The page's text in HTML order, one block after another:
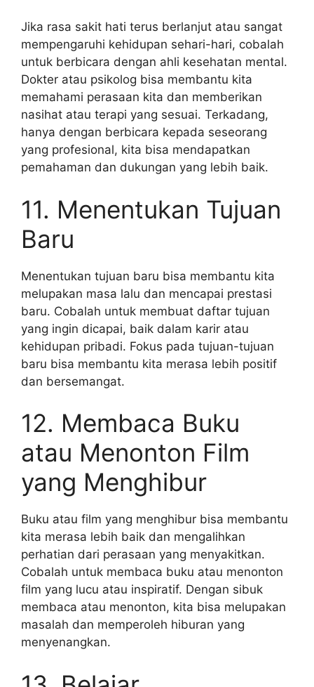
Jika rasa sakit hati terus berlanjut atau sangat
mempengaruhi kehidupan sehari-hari, cobalah
untuk berbicara dengan ahli kesehatan mental.
Dokter atau psikolog bisa membantu kita
memahami perasaan kita dan memberikan
nasihat atau terapi yang sesuai. Terkadang,
hanya dengan berbicara kepada seseorang
yang profesional, kita bisa mendapatkan
pemahaman dan dukungan yang lebih baik.
11. Menentukan Tujuan
Baru
Menentukan tujuan baru bisa membantu kita
melupakan masa lalu dan mencapai prestasi
baru. Cobalah untuk membuat daftar tujuan
yang ingin dicapai, baik dalam karir atau
kehidupan pribadi. Fokus pada tujuan-tujuan
baru bisa membantu kita merasa lebih positif
dan bersemangat.
12. Membaca Buku
atau Menonton Film
yang Menghibur
Buku atau film yang menghibur bisa membantu
kita merasa lebih baik dan mengalihkan
perhatian dari perasaan yang menyakitkan.
Cobalah untuk membaca buku atau menonton
film yang lucu atau inspiratif. Dengan sibuk
membaca atau menonton, kita bisa melupakan
masalah dan memperoleh hiburan yang
menyenangkan.